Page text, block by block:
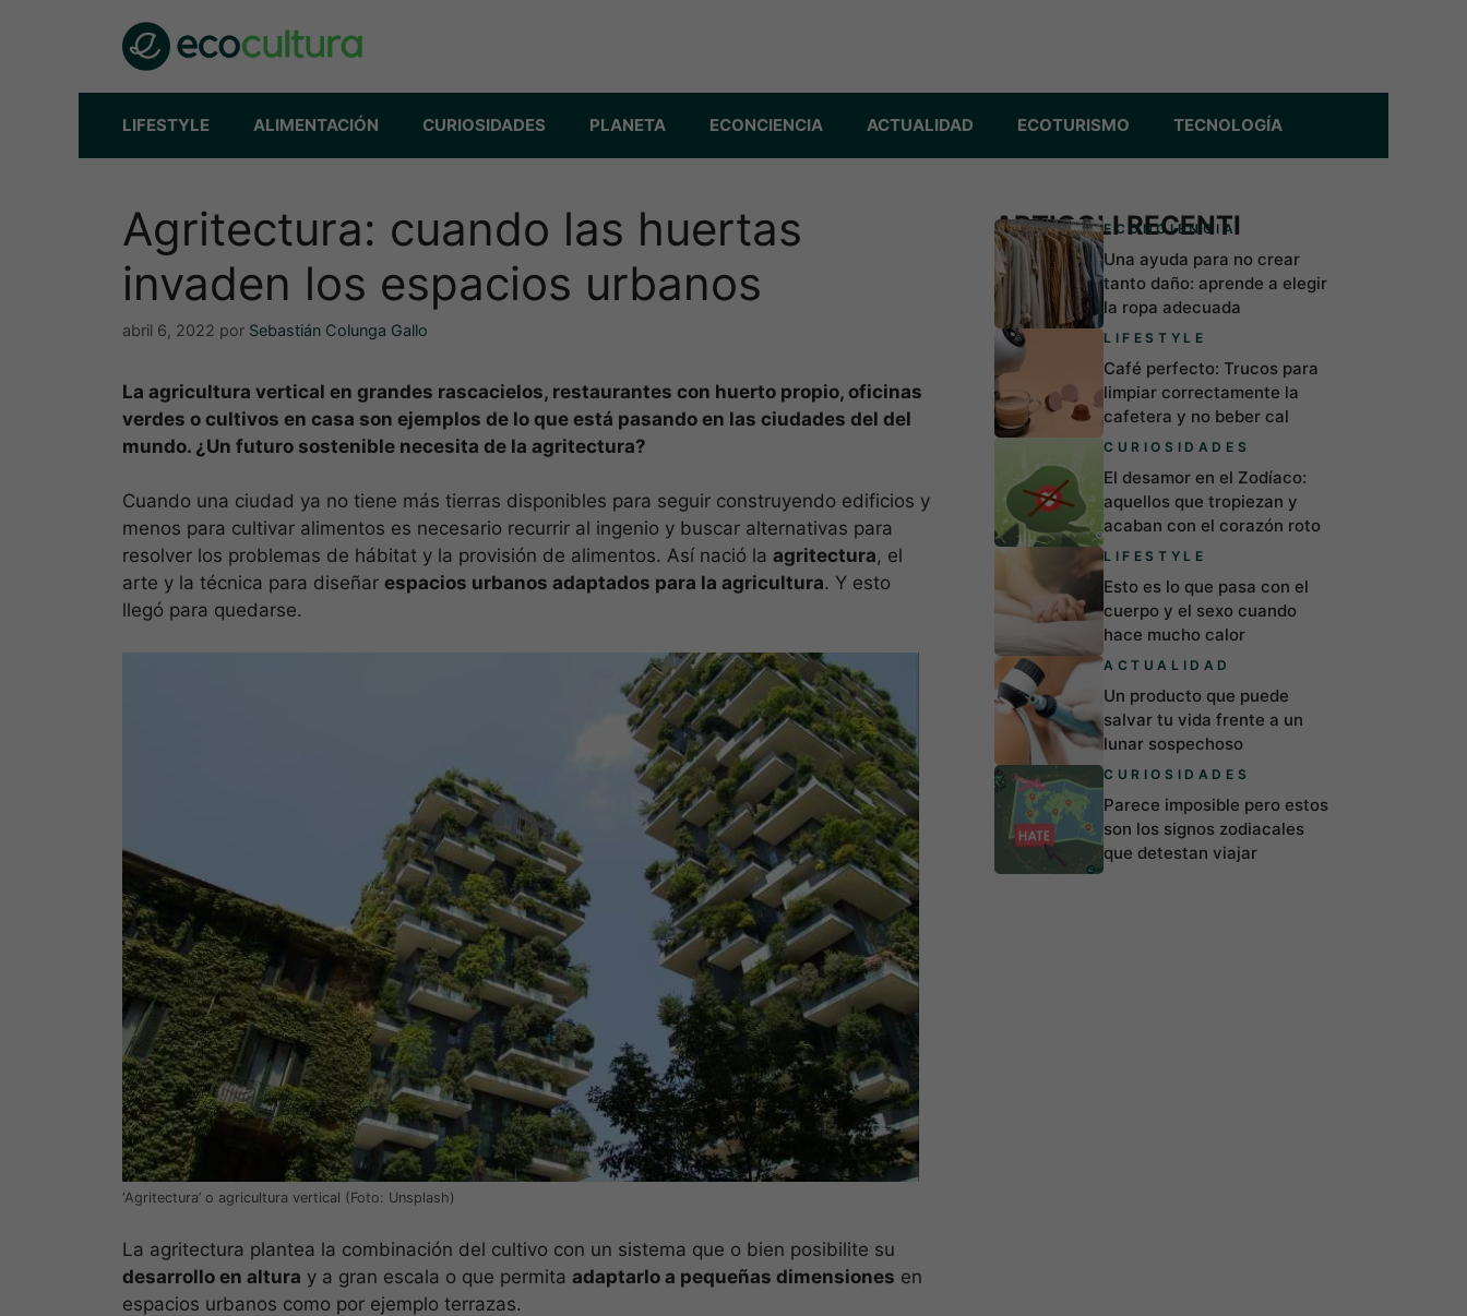
LIFESTYLE ALIMENTACIÓN CURIOSIDADES PLANETA ECONCIENCIA ACTUALIDAD ECOTURISMO TECNOLOGÍA
Agritectura: cuando las huertas
invaden los espacios urbanos
abril 6, 2022 por Sebastián Colunga Gallo
La agricultura vertical en grandes rascacielos, restaurantes con huerto propio, oficinas
verdes o cultivos en casa son ejemplos de lo que está pasando en las ciudades del del
mundo. ¿Un futuro sostenible necesita de la agritectura?
Cuando una ciudad ya no tiene más tierras disponibles para seguir construyendo edificios y
menos para cultivar alimentos es necesario recurrir al ingenio y buscar alternativas para
resolver los problemas de hábitat y la provisión de alimentos. Así nació la agritectura, el
arte y la técnica para diseñar espacios urbanos adaptados para la agricultura. Y esto
llegó para quedarse.
‘Agritectura’ o agricultura vertical (Foto: Unsplash)
La agritectura plantea la combinación del cultivo con un sistema que o bien posibilite su
desarrollo en altura y a gran escala o que permita adaptarlo a pequeñas dimensiones en
espacios urbanos como por ejemplo terrazas.
ARTICOLI RECENTI
ECONCIENCIA
Una ayuda para no crear
tanto daño: aprende a elegir
la ropa adecuada
LIFESTYLE
Café perfecto: Trucos para
limpiar correctamente la
cafetera y no beber cal
CURIOSIDADES
El desamor en el Zodíaco:
aquellos que tropiezan y
acaban con el corazón roto
LIFESTYLE
Esto es lo que pasa con el
cuerpo y el sexo cuando
hace mucho calor
ACTUALIDAD
Un producto que puede
salvar tu vida frente a un
lunar sospechoso
CURIOSIDADES
Parece imposible pero estos
son los signos zodiacales
que detestan viajar